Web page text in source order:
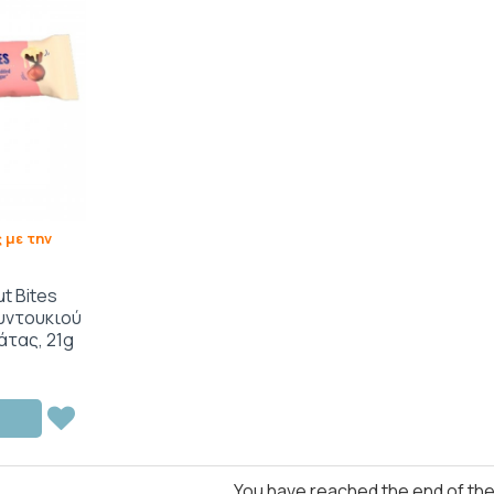
την
Bites
21g